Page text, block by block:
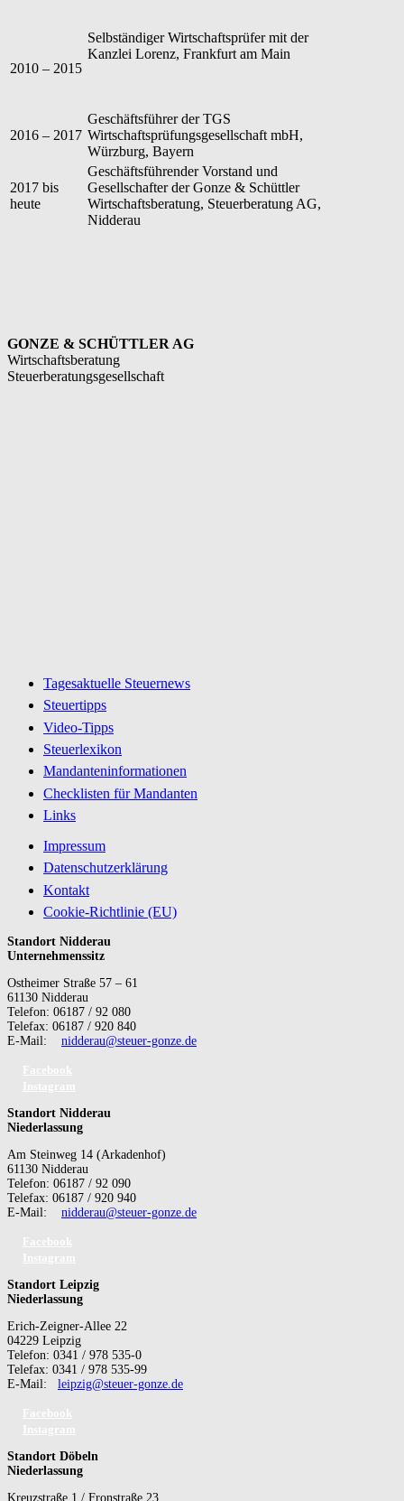
2010 – 2015
Selbständiger Wirtschaftsprüfer mit der
Kanzlei Lorenz, Frankfurt am Main
2016 – 2017
Geschäftsführer der TGS
Wirtschaftsprüfungsgesellschaft mbH,
Würzburg, Bayern
2017 bis
heute
Geschäftsführender Vorstand und
Gesellschafter der Gonze & Schüttler
Wirtschaftsberatung, Steuerberatung AG,
Nidderau
GONZE & SCHÜTTLER AG
Wirtschaftsberatung
Steuerberatungsgesellschaft
Tagesaktuelle Steuernews
Steuertipps
Video-Tipps
Steuerlexikon
Mandanteninformationen
Checklisten für Mandanten
Links
Impressum
Datenschutzerklärung
Kontakt
Cookie-Richtlinie (EU)
Standort Nidderau
Unternehmenssitz
Ostheimer Straße 57 – 61
61130 Nidderau
Telefon: 06187 / 92 080
Telefax: 06187 / 920 840
E-Mail: nidderau@steuer-gonze.de
Standort Nidderau
Niederlassung
Am Steinweg 14 (Arkadenhof)
61130 Nidderau
Telefon: 06187 / 92 090
Telefax: 06187 / 920 940
E-Mail: nidderau@steuer-gonze.de
Standort Leipzig
Niederlassung
Erich-Zeigner-Allee 22
04229 Leipzig
Telefon: 0341 / 978 535-0
Telefax: 0341 / 978 535-99
E-Mail: leipzig@steuer-gonze.de
Standort Döbeln
Niederlassung
Kreuzstraße 1 / Fronstraße 23